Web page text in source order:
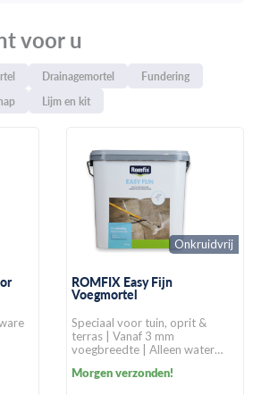
voor u
Drainagemortel
Fundering
Lijm en kit
Onkruidvrij
ROMFIX Easy Fijn
Voegmortel
Speciaal voor tuin, oprit &
terras | Vanaf 3 mm
voegbreedte | Alleen water
Morgen verzonden!